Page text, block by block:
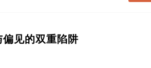
偏见的双重陷阱